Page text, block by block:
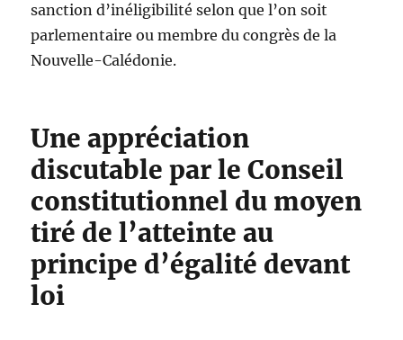
sanction d’inéligibilité selon que l’on soit
parlementaire ou membre du congrès de la
Nouvelle-Calédonie.
Une appréciation
discutable par le Conseil
constitutionnel du moyen
tiré de l’atteinte au
principe d’égalité devant
loi